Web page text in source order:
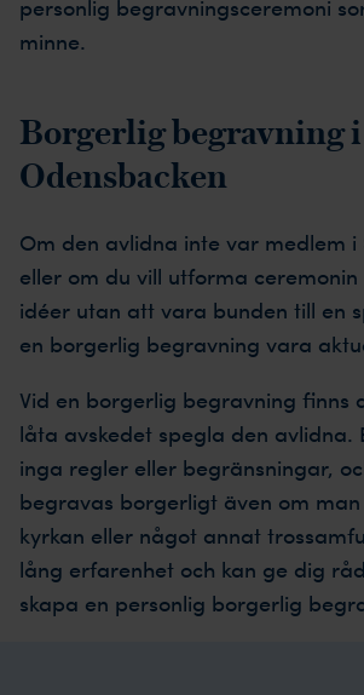
personlig begravningsceremoni
minne.
Borgerlig begravning i
Odensbacken
Om den avlidna inte var medlem i
eller om du vill utforma
idéer utan att vara bunden till en
en borgerlig begravning vara
Vid en borgerlig begravning finns
låta avskedet spegla den avlidna.
inga regler eller begränsningar,
begravas borgerligt även om man
kyrkan eller något annat
lång erfarenhet och kan ge dig
skapa en personlig borgerlig